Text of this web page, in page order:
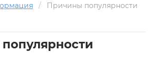
/
Причины популярности